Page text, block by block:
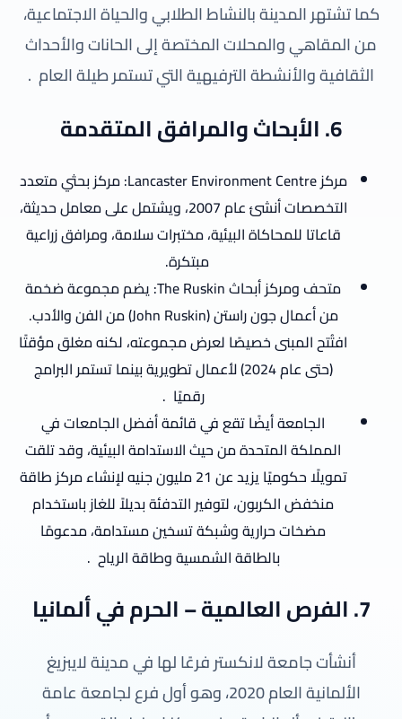
كما تشتهر المدينة بالنشاط الطلابي والحياة الاجتماعية،
من المقاهي والمحلات المختصة إلى الحانات والأحداث
الثقافية والأنشطة الترفيهية التي تستمر طيلة العام .
6. الأبحاث والمرافق المتقدمة
مركز Lancaster Environment Centre: مركز بحثي متعدد
التخصصات أنشئ عام 2007، ويشتمل على معامل حديثة،
قاعاتا للمحاكاة البيئية، مختبرات سلامة، ومرافق زراعية
مبتكرة.
متحف ومركز أبحاث The Ruskin: يضم مجموعة ضخمة
من أعمال جون راستن (John Ruskin) من الفن والأدب.
افتُتح المبنى خصيصًا لعرض مجموعته، لكنه مغلق مؤقتًا
(حتى عام 2024) لأعمال تطويرية بينما تستمر البرامج
رقميًا .
الجامعة أيضًا تقع في قائمة أفضل الجامعات في
المملكة المتحدة من حيث الاستدامة البيئية، وقد تلقت
تمويلًا حكوميًا يزيد عن 21 مليون جنيه لإنشاء مركز طاقة
منخفض الكربون، لتوفير التدفئة بديلاً للغاز باستخدام
مضخات حرارية وشبكة تسخين مستدامة، مدعومًا
بالطاقة الشمسية وطاقة الرياح .
7. الفرص العالمية – الحرم في ألمانيا
أنشأت جامعة لانكستر فرعًا لها في مدينة لايبزيغ
الألمانية العام 2020، وهو أول فرع لجامعة عامة